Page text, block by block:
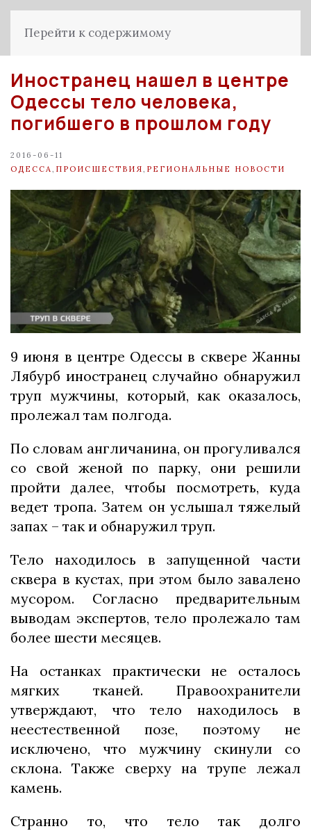
Перейти к содержимому
Иностранец нашел в центре
Одессы тело человека,
погибшего в прошлом году
2016-06-11
ОДЕССА
ПРОИСШЕСТВИЯ РЕГИОНАЛЬНЫЕ НОВОСТИ
9 июня в центре Одессы в сквере Жанны
Лябурб иностранец случайно обнаружил
труп мужчины, который, как оказалось,
пролежал там полгода.
По словам англичанина, он прогуливался
со свой женой по парку, они решили
пройти далее, чтобы посмотреть, куда
ведет тропа. Затем он услышал тяжелый
запах – так и обнаружил труп.
Тело находилось в запущенной части
сквера в кустах, при этом было завалено
мусором. Согласно предварительным
выводам экспертов, тело пролежало там
более шести месяцев.
На останках практически не осталось
мягких тканей. Правоохранители
утверждают, что тело находилось в
неестественной позе, поэтому не
исключено, что мужчину скинули со
склона. Также сверху на трупе лежал
камень.
Странно то, что тело так долго